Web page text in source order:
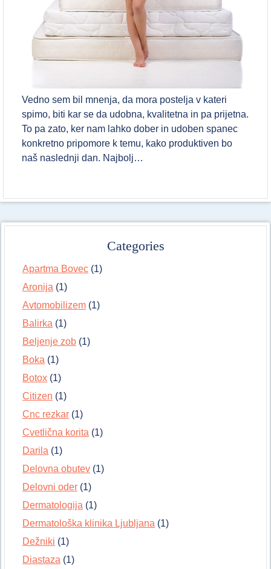
Vedno sem bil mnenja, da mora postelja v kateri
spimo, biti kar se da udobna, kvalitetna in pa prijetna.
To pa zato, ker nam lahko dober in udoben spanec
konkretno pripomore k temu, kako produktiven bo
naš naslednji dan. Najbolj…
Categories
Apartma Bovec (1)
Aronija (1)
Avtomobilizem (1)
Balirka (1)
Beljenje zob (1)
Boka (1)
Botox (1)
Citizen (1)
Cnc rezkar (1)
Cvetlična korita (1)
Darila (1)
Delovna obutev (1)
Delovni oder (1)
Dermatologija (1)
Dermatološka klinika Ljubljana (1)
Dežniki (1)
Diastaza (1)